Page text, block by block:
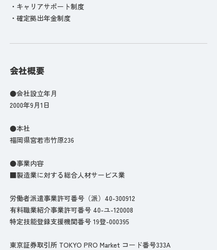
・キャリアサポート制度
・確定拠出年金制度
会社概要
●会社設立年月
2000年9月1日
●本社
福岡県宮若市竹原236
●事業内容
■製造業に対する総合人材サービス業
労働者派遣事業許可番号（派）40-300912
有料職業紹介事業許可番号 40-ユ-120008
特定技能登録支援機関番号 19登-000395
東京証券取引所 TOKYO PRO Market コード番号333A